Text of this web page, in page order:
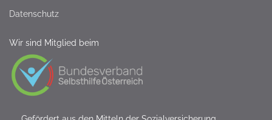
Datenschutz
Wir sind Mitglied beim